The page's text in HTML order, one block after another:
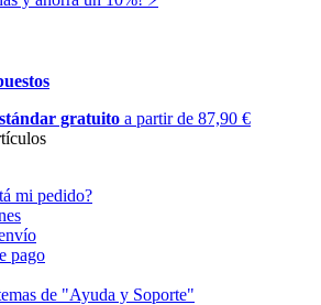
gratuito a partir de 87,90 €
mi pedido?
pago
de "Ayuda y Soporte"